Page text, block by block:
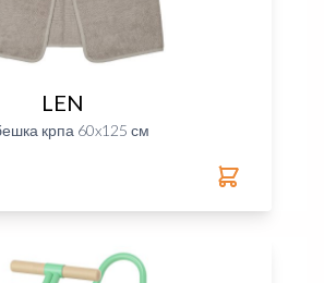
LEN
крпа 60x125 см